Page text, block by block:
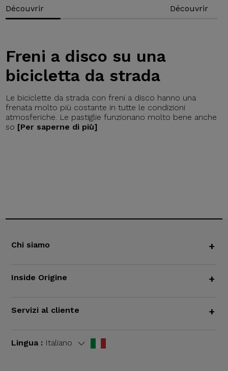
Découvrir
Découvrir
Freni a disco su una
bicicletta da strada
Le biciclette da strada con freni a disco hanno una
frenata molto più costante in tutte le condizioni
atmosferiche. Le pastiglie funzionano molto bene anche
so [Per saperne di più]
Chi siamo +
Inside Origine +
Servizi al cliente +
Lingua : Italiano